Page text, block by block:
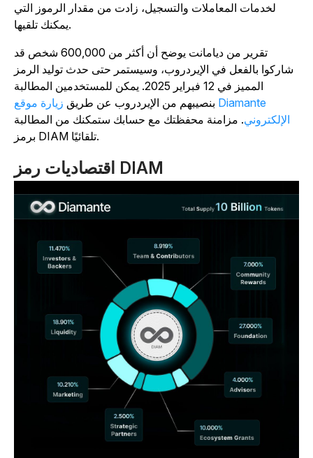
لخدمات المعاملات والتسجيل، زادت من مقدار الرموز التي
تقرير من ديامانت يوضح أن أكثر من 600,000 شخص قد
شاركوا بالفعل في الإيردروب، وسيستمر حتى حدث توليد الرمز
المميز في 12 فبراير 2025. يمكن للمستخدمين المطالبة
بنصيبهم من الإيردروب عن طريق زيارة موقع Diamante
الإلكتروني . مزامنة محفظتك مع حسابك ستمكنك من المطالبة
اقتصاديات رمز DIAM